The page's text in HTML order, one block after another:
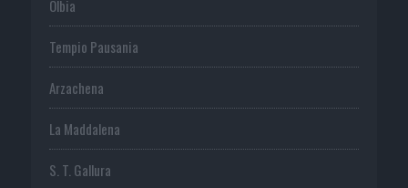
Olbia
Tempio Pausania
Arzachena
La Maddalena
S. T. Gallura